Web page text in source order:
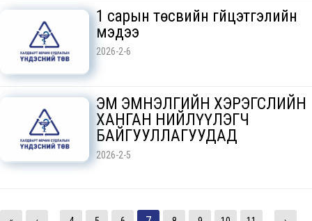
1 сарын төсвийн гүйцэтгэлийн
мэдээ
2026-2-6
ЭМ ЭМНЭЛГИЙН ХЭРЭГСЛИЙН
ХАНГАН НИЙЛҮҮЛЭГЧ
БАЙГУУЛЛАГУУДАД
2026-2-5